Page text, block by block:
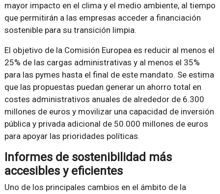
mayor impacto en el clima y el medio ambiente, al tiempo
que permitirán a las empresas acceder a financiación
sostenible para su transición limpia.
El objetivo de la Comisión Europea es reducir al menos el
25% de las cargas administrativas y al menos el 35%
para las pymes hasta el final de este mandato. Se estima
que las propuestas puedan generar un ahorro total en
costes administrativos anuales de alrededor de 6.300
millones de euros y movilizar una capacidad de inversión
pública y privada adicional de 50.000 millones de euros
para apoyar las prioridades políticas.
Informes de sostenibilidad más
accesibles y eficientes
Uno de los principales cambios en el ámbito de la